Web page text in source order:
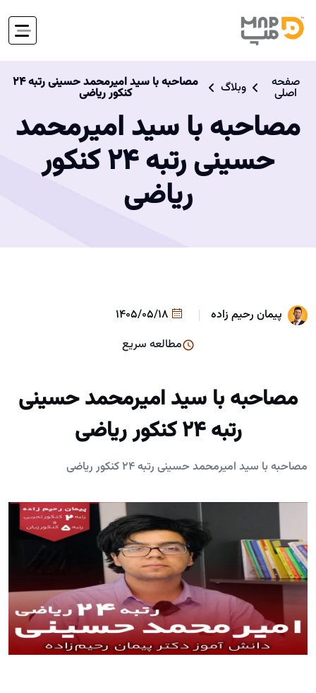
صفحه
اصلی وبلاگ مصاحبه با سید امیرمحمد حسینی رتبه ۲۴
کنکور ریاضی
مصاحبه با سید امیرمحمد
حسینی رتبه ۲۴ کنکور
ریاضی
پیمان رحیم زاده
مطالعه سریع
مصاحبه با سید امیرمحمد حسینی
رتبه ۲۴ کنکور ریاضی
مصاحبه با سید امیرمحمد حسینی رتبه ۲۴ کنکور ریاضی